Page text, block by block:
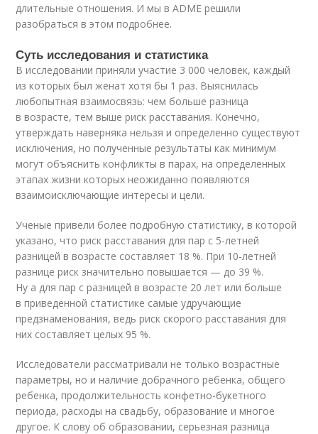
длительные отношения. И мы в ADME решили
разобраться в этом подробнее.
Суть исследования и статистика
В исследовании приняли участие 3 000 человек, каждый
из которых был женат хотя бы 1 раз. Выяснилась
любопытная взаимосвязь: чем больше разница
в возрасте, тем выше риск расставания. Конечно,
утверждать наверняка нельзя и определенно существуют
исключения, но полученные результаты как минимум
могут объяснить конфликты в парах, на определенных
этапах жизни которых неожиданно появляются
взаимоисключающие интересы и цели.
Ученые привели более подробную статистику, в которой
указано, что риск расставания для пар с 5-летней
разницей в возрасте составляет 18 %. При 10-летней
разнице риск значительно повышается — до 39 %.
Ну а для пар с разницей в возрасте 20 лет или больше
в приведенной статистике самые удручающие
предзнаменования, ведь риск скорого расставания для
них составляет целых 95 %.
Исследователи рассматривали не только возрастные
параметры, но и наличие добрачного ребенка, общего
ребенка, продолжительность конфетно-букетного
периода, расходы на свадьбу, образование и многое
другое. К слову об образовании, серьезная разница